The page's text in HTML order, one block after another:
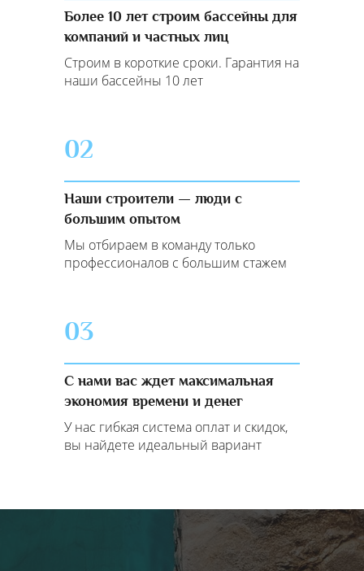
Более 10 лет строим бассейны для
компаний и частных лиц
Строим в короткие сроки. Гарантия на
наши бассейны 10 лет
02
Наши строители — люди с
большим опытом
Мы отбираем в команду только
профессионалов с большим стажем
03
С нами вас ждет максимальная
экономия времени и денег
У нас гибкая система оплат и скидок,
вы найдете идеальный вариант